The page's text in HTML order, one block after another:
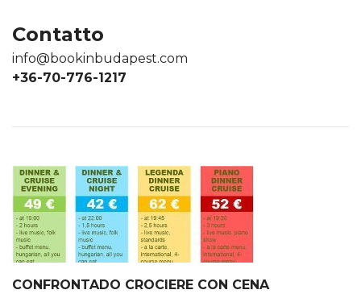
Contatto
info@bookinbudapest.com
+36-70-776-1217
CONFRONTADO CROCIERE CON CENA